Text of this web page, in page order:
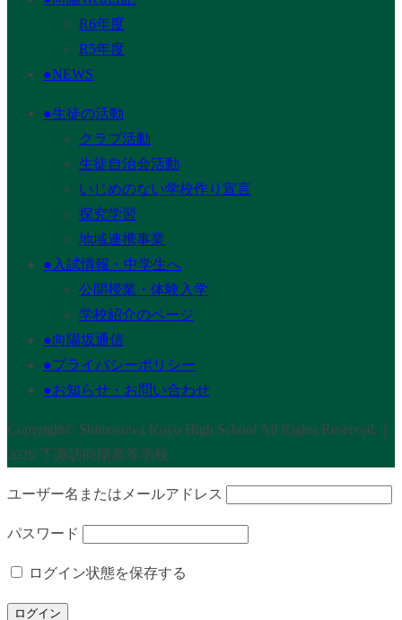
R6年度
R5年度
●NEWS
●生徒の活動
クラブ活動
生徒自治会活動
いじめのない学校作り宣言
探究学習
地域連携事業
●入試情報・中学生へ
公開授業・体験入学
学校紹介のページ
●向陽坂通信
●プライバシーポリシー
●お知らせ・お問い合わせ
Copyright© Shimosuwa Koyo High School All Rights Reserved.｜
2026 下諏訪向陽高等学校
ユーザー名またはメールアドレス
パスワード
ログイン状態を保存する